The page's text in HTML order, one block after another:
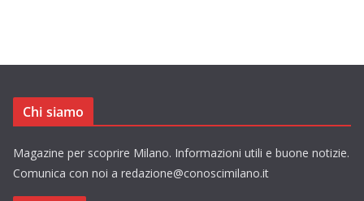
Chi siamo
Magazine per scoprire Milano. Informazioni utili e buone notizie.
Comunica con noi a redazione@conoscimilano.it